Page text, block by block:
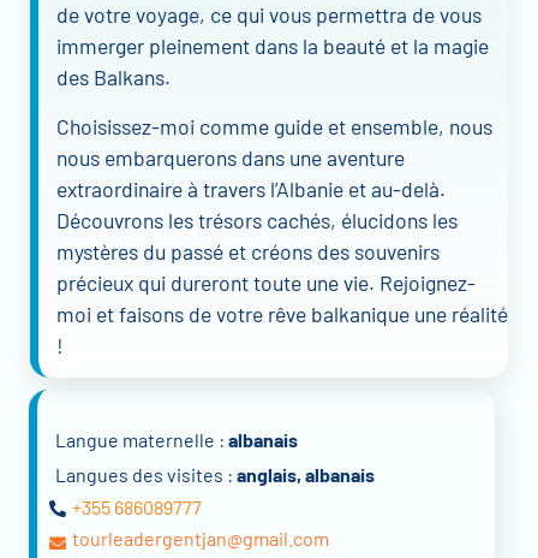
de votre voyage, ce qui vous permettra de vous
immerger pleinement dans la beauté et la magie
des Balkans.
Choisissez-moi comme guide et ensemble, nous
nous embarquerons dans une aventure
extraordinaire à travers l’Albanie et au-delà.
Découvrons les trésors cachés, élucidons les
mystères du passé et créons des souvenirs
précieux qui dureront toute une vie. Rejoignez-
moi et faisons de votre rêve balkanique une réalité
!
Langue maternelle : albanais
Langues des visites : anglais, albanais
+355 686089777
tourleadergentjan@gmail.com